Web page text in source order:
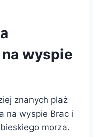
wyspie
znanych plaż
na wyspie Brac i
morza.